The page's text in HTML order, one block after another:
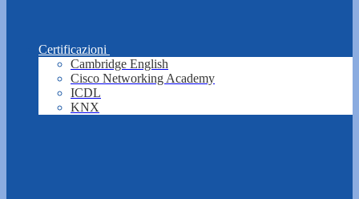
Certificazioni
Cambridge English
Cisco Networking Academy
ICDL
KNX